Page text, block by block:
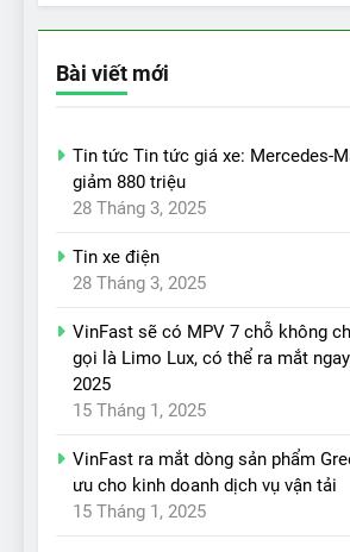
Bài viết mới
Tin tức Tin tức giá xe: Mercedes-
giảm 880 triệu
28 Tháng 3, 2025
Tin xe điện
28 Tháng 3, 2025
VinFast sẽ có MPV 7 chỗ không
gọi là Limo Lux, có thể ra mắt
2025
15 Tháng 1, 2025
VinFast ra mắt dòng sản phẩm
ưu cho kinh doanh dịch vụ vận tải
15 Tháng 1, 2025